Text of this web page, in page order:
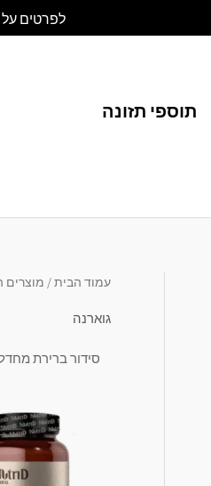
לפרטים
תוספי תזונה
עמוד הבית/ מוצרים
גוארנה